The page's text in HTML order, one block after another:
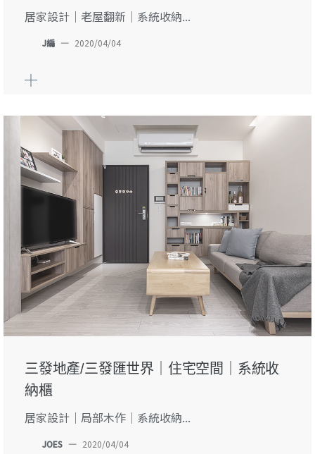
居家設計｜老屋翻新｜系統收納...
J編 — 2020/04/04
三發地產/三發匯世界｜住宅空間｜系統收
納櫃
居家設計｜局部木作｜系統收納...
JOES — 2020/04/04